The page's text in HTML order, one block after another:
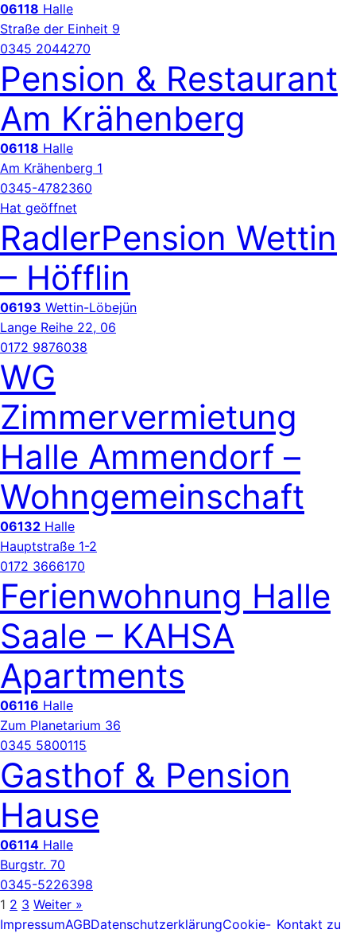
06118 Halle
Straße der Einheit 9
0345 2044270
Pension & Restaurant
Am Krähenberg
06118 Halle
Am Krähenberg 1
0345-4782360
Hat geöffnet
RadlerPension Wettin
– Höfflin
06193 Wettin-Löbejün
Lange Reihe 22, 06
0172 9876038
WG
Zimmervermietung
Halle Ammendorf –
Wohngemeinschaft
06132 Halle
Hauptstraße 1-2
0172 3666170
Ferienwohnung Halle
Saale – KAHSA
Apartments
06116 Halle
Zum Planetarium 36
0345 5800115
Gasthof & Pension
Hause
06114 Halle
Burgstr. 70
0345-5226398
1 2 3 Weiter »
ImpressumAGBDatenschutzerklärungCookie- Kontakt zu